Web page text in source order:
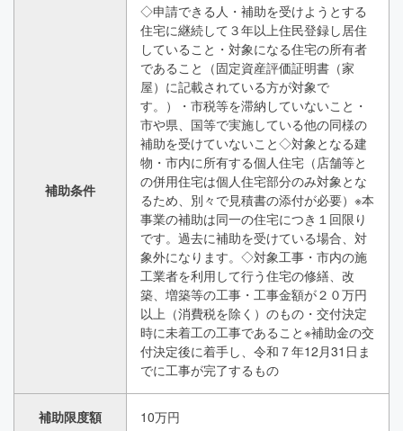
補助条件
◇申請できる人・補助を受けようとする
住宅に継続して３年以上住民登録し居住
していること・対象になる住宅の所有者
であること（固定資産評価証明書（家
屋）に記載されている方が対象で
す。）・市税等を滞納していないこと・
市や県、国等で実施している他の同様の
補助を受けていないこと◇対象となる建
物・市内に所有する個人住宅（店舗等と
の併用住宅は個人住宅部分のみ対象とな
るため、別々で見積書の添付が必要）※本
事業の補助は同一の住宅につき１回限り
です。過去に補助を受けている場合、対
象外になります。◇対象工事・市内の施
工業者を利用して行う住宅の修繕、改
築、増築等の工事・工事金額が２０万円
以上（消費税を除く）のもの・交付決定
時に未着工の工事であること※補助金の交
付決定後に着手し、令和７年12月31日ま
でに工事が完了するもの
補助限度額 10万円